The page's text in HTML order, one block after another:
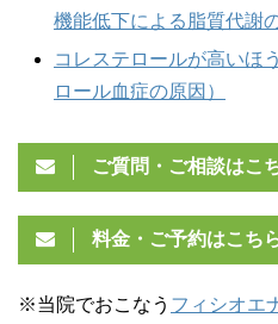
機能低下による脂質代謝
コレステロールが高いほ
ロール血症の原因）
ご質問・ご相談はこ
料金・ご予約はこち
※当院でおこなう フィシオエ